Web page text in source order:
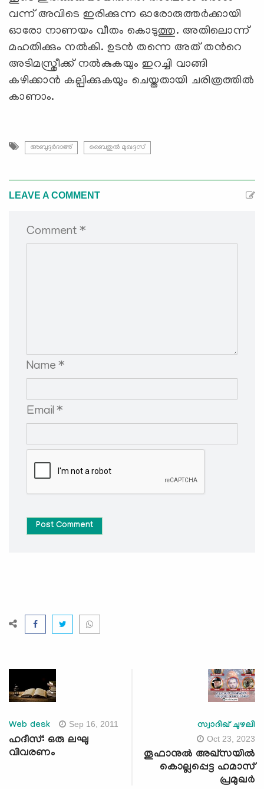
വന്ന് അവിടെ ഇരിക്കുന്ന ഓരോരുത്തർക്കായി
ഓരോ നാണയം വീതം കൊടുത്തു. അതിലൊന്ന്
മഹതിക്കും നൽകി. ഉടൻ തന്നെ അത് തൻറെ
അടിമസ്ത്രീക്ക് നൽകുകയും ഇറച്ചി വാങ്ങി
കഴിക്കാൻ കല്പിക്കുകയും ചെയ്തതായി ചരിത്രത്തില്‍
കാണാം.
അബുദ്ദർദാഅ് ബൈതുൽ മുഖദ്ദസ്
LEAVE A COMMENT
Comment *
Name *
Email *
Post Comment
Web desk Sep 16, 2011
ഹദീസ്: ഒരു ലഘു
വിവരണം
സ്വാദിഖ് ചുഴലി
Oct 23, 2023
തൂഫാനുല്‍ അഖ്‌സയില്‍
കൊല്ലപ്പെട്ട ഹമാസ്
പ്രമുഖര്‍